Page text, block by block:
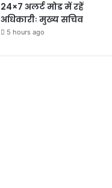
24×7 अलर्ट मोड में रहें
अधिकारीः मुख्य सचिव
5 hours ago